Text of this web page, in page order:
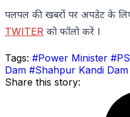
पलपल की खबरों पर अपडेट के
TWITER को फॉलो करें l
Tags: #Power Minister
Dam #Shahpur Kandi Dam
Share this story: